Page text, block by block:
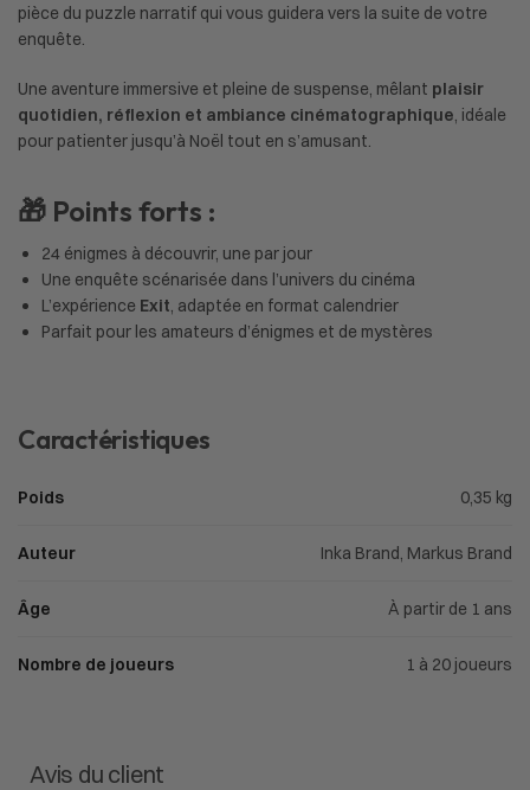
pièce du puzzle narratif qui vous guidera vers la suite de votre
enquête.
Une aventure immersive et pleine de suspense, mêlant plaisir
quotidien, réflexion et ambiance cinématographique , idéale
pour patienter jusqu’à Noël tout en s’amusant.
🎁 Points forts :
24 énigmes à découvrir, une par jour
Une enquête scénarisée dans l’univers du cinéma
L’expérience Exit , adaptée en format calendrier
Parfait pour les amateurs d’énigmes et de mystères
Caractéristiques
Poids 0,35 kg
Auteur Inka Brand, Markus Brand
Âge À partir de 1 ans
Nombre de joueurs 1 à 20 joueurs
Avis du client